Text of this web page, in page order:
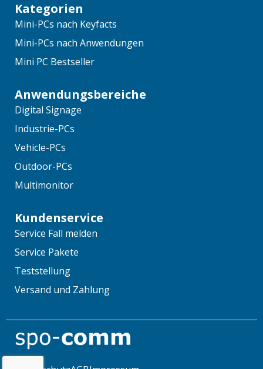
Kategorien
Mini-PCs nach Keyfacts
Mini-PCs nach Anwendungen
Mini PC Bestseller
Anwendungsbereiche
Digital Signage
Industrie-PCs
Vehicle-PCs
Outdoor-PCs
Multimonitor
Kundenservice
Service Fall melden
Service Pakete
Teststellung
Versand und Zahlung